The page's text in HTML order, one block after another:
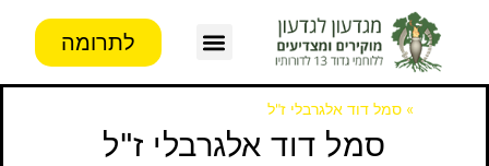
לתרומה
» סמל דוד אלגרבלי ז"ל
סמל דוד אלגרבלי ז"ל